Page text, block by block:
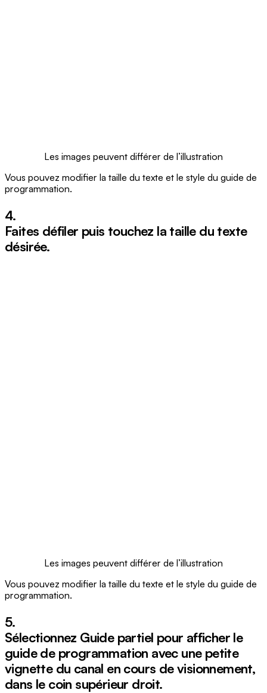
Les images peuvent différer de l’illustration
Vous pouvez modifier la taille du texte et le style du guide de
programmation.
4.
Faites défiler puis touchez la taille du texte
désirée.
Les images peuvent différer de l’illustration
Vous pouvez modifier la taille du texte et le style du guide de
programmation.
5.
Sélectionnez Guide partiel pour afficher le
guide de programmation avec une petite
vignette du canal en cours de visionnement,
dans le coin supérieur droit.